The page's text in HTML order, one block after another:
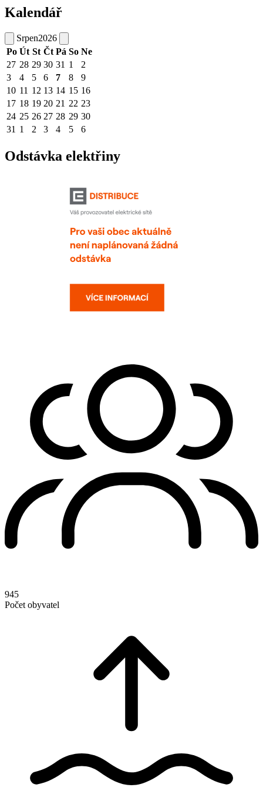
Kalendář
Srpen2026
Po Út St Čt Pá So Ne
27 28 29 30 31 1
2
3
4 5 6 7 8
9
10 11 12 13 14 15 16
17 18 19 20 21 22 23
24 25 26 27 28 29 30
31 1 2 3 4 5 6
Odstávka elektřiny
945
Počet obyvatel